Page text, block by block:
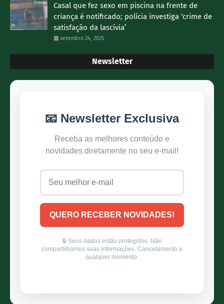
Casal que fez sexo em piscina na frente de
criança é notificado; polícia investiga ‘crime de
satisfação da lascívia’
setembro 24, 2025
Newsletter